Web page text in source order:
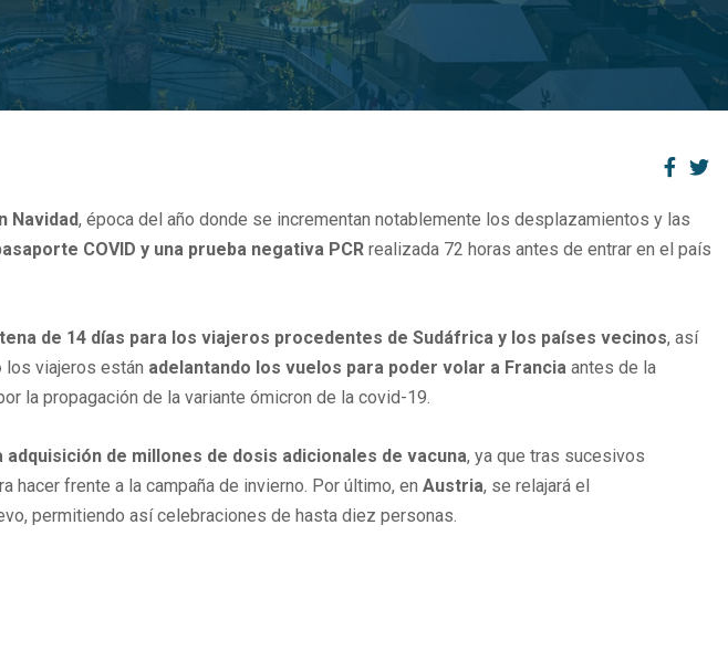
Navidad, época del año donde se incrementan notablemente los desplazamientos y las
COVID y una prueba negativa PCR realizada 72 horas antes de entrar en el país
de 14 días para los viajeros procedentes de Sudáfrica y los países vecinos, así
los viajeros están adelantando los vuelos para poder volar a Francia antes de la
la propagación de la variante ómicron de la covid-19.
adquisición de millones de dosis adicionales de vacuna, ya que tras sucesivos
hacer frente a la campaña de invierno. Por último, enAustria, se relajará el
permitiendo así celebraciones de hasta diez personas.